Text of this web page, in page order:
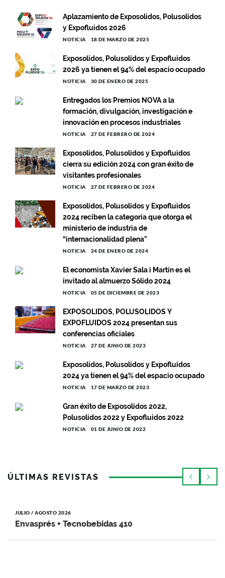
Aplazamiento de Exposolidos, Polusolidos
y Expofluidos 2026
NOTICIA 18 DE MARZO DE 2025
Exposolidos, Polusolidos y Expofluidos
2026 ya tienen el 94% del espacio ocupado
NOTICIA 30 DE ENERO DE 2025
Entregados los Premios NOVA a la
formación, divulgación, investigación e
innovación en procesos industriales
NOTICIA 27 DE FEBRERO DE 2024
Exposolidos, Polusolidos y Expofluidos
cierra su edición 2024 con gran éxito de
visitantes profesionales
NOTICIA 27 DE FEBRERO DE 2024
Exposolidos, Polusolidos y Expofluidos
2024 reciben la categoría que otorga el
ministerio de industria de
“internacionalidad plena”
NOTICIA 24 DE ENERO DE 2024
El economista Xavier Sala i Martín es el
invitado al almuerzo Sólido 2024
NOTICIA 05 DE DICIEMBRE DE 2023
EXPOSOLIDOS, POLUSOLIDOS Y
EXPOFLUIDOS 2024 presentan sus
conferencias oficiales
NOTICIA 27 DE JUNIO DE 2023
Exposolidos, Polusolidos y Expofluidos
2024 ya tienen el 94% del espacio ocupado
NOTICIA 17 DE MARZO DE 2023
Gran éxito de Exposolidos 2022,
Polusolidos 2022 y Expofluidos 2022
NOTICIA 01 DE JUNIO DE 2022
ÚLTIMAS REVISTAS
JULIO / AGOSTO 2026
Envasprés + Tecnobebidas 410